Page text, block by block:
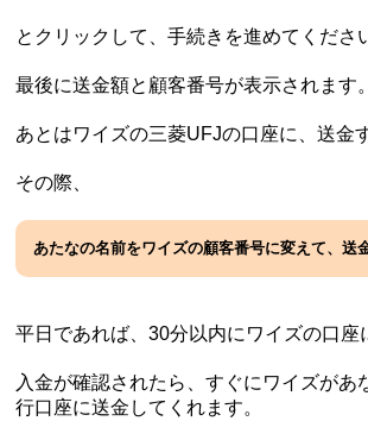
とクリックして、手続きを進めてくださ
最後に送金額と顧客番号が表示されます。
あとはワイズの三菱UFJの口座に、送金
その際、
あたなの名前をワイズの顧客番号に変えて、送
平日であれば、30分以内にワイズの口座
入金が確認されたら、すぐにワイズがあ
行口座に送金してくれます。